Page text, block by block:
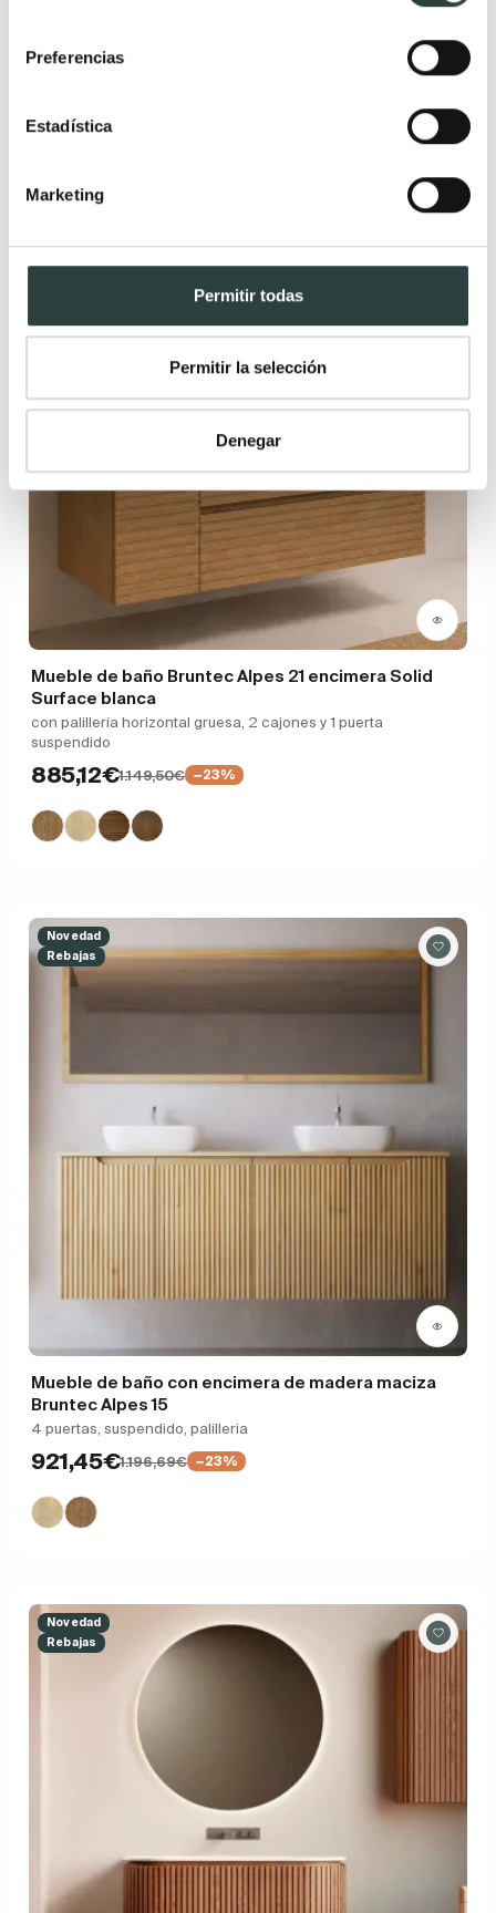
Preferencias
Estadística
Marketing
Permitir todas
Permitir la selección
Denegar
Novedad
Mueble de baño Bruntec Alpes 21 encimera Solid
Surface blanca
con palillería horizontal gruesa, 2 cajones y 1 puerta
suspendido
885,12€1.149,50€ −23%
Novedad
Rebajas
Mueble de baño con encimera de madera maciza
Bruntec Alpes 15
4 puertas, suspendido, palilleria
921,45€1.196,69€ −23%
Novedad
Rebajas